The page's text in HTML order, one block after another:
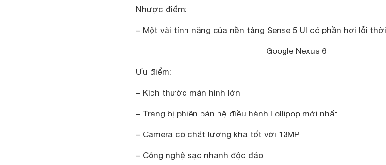
Nhược điểm:
– Một vài tính năng của nền tảng Sense 5 UI có phần hơi lỗi thời
Google Nexus 6
Ưu điểm:
– Kích thước màn hình lớn
– Trang bị phiên bản hệ điều hành Lollipop mới nhất
– Camera có chất lượng khá tốt với 13MP
– Công nghệ sạc nhanh độc đáo